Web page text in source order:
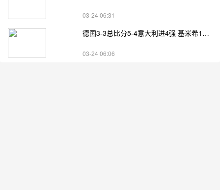
03-24 06:31
德国3-3总比分5-4意大利进4强 基米希1射2传小基恩双响
03-24 06:06